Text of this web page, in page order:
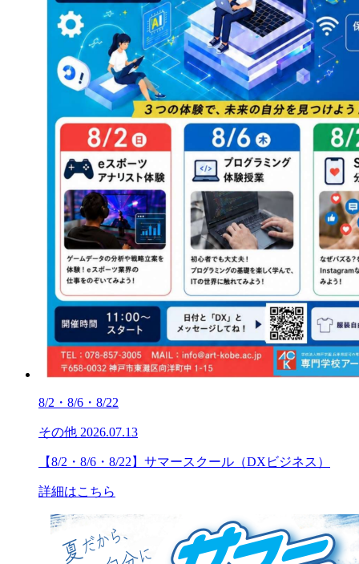
8/2・8/6・8/22
その他 2026.07.13
【8/2・8/6・8/22】サマースクール（DXビジネス）
詳細はこちら